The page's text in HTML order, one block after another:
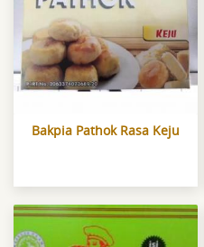
Bakpia Pathok Rasa Keju